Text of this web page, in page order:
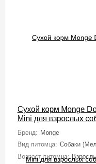
Сухой корм Monge
Mini для взрослых
Бренд: Monge
Вид питомца: Собаки
Возраст питомца: